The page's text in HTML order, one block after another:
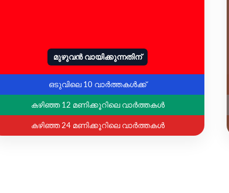
മുഴുവൻ വായിക്കുന്നതിന്
ഒടുവിലെ 10 വാർത്തകൾക്ക്
കഴിഞ്ഞ 12 മണിക്കൂറിലെ വാർത്തകൾ
കഴിഞ്ഞ 24 മണിക്കൂറിലെ വാർത്തകൾ